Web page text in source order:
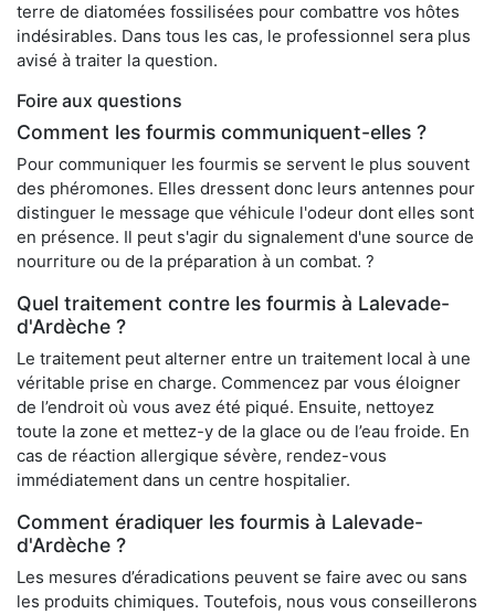
terre de diatomées fossilisées pour combattre vos hôtes
indésirables. Dans tous les cas, le professionnel sera plus
avisé à traiter la question.
Foire aux questions
Comment les fourmis communiquent-elles ?
Pour communiquer les fourmis se servent le plus souvent
des phéromones. Elles dressent donc leurs antennes pour
distinguer le message que véhicule l'odeur dont elles sont
en présence. Il peut s'agir du signalement d'une source de
nourriture ou de la préparation à un combat. ?
Quel traitement contre les fourmis à Lalevade-
d'Ardèche ?
Le traitement peut alterner entre un traitement local à une
véritable prise en charge. Commencez par vous éloigner
de l’endroit où vous avez été piqué. Ensuite, nettoyez
toute la zone et mettez-y de la glace ou de l’eau froide. En
cas de réaction allergique sévère, rendez-vous
immédiatement dans un centre hospitalier.
Comment éradiquer les fourmis à Lalevade-
d'Ardèche ?
Les mesures d’éradications peuvent se faire avec ou sans
les produits chimiques. Toutefois, nous vous conseillerons